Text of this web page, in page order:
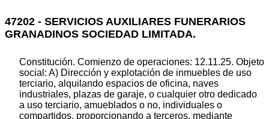
47202 - SERVICIOS AUXILIARES FUNERARIOS
GRANADINOS SOCIEDAD LIMITADA.
Constitución. Comienzo de operaciones: 12.11.25. Objeto
social: A) Dirección y explotación de inmuebles de uso
terciario, alquilando espacios de oficina, naves
industriales, plazas de garaje, o cualquier otro dedicado
a uso terciario, amueblados o no, individuales o
compartidos, proporcionando a terceros, mediante